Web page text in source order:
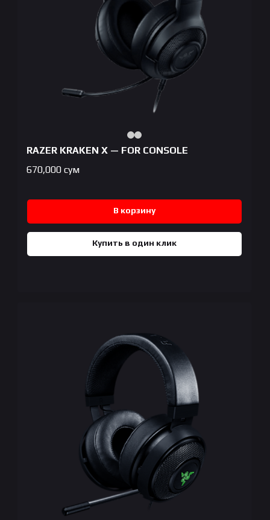
RAZER KRAKEN X — FOR CONSOLE
670,000 сум
В корзину
Купить в один клик